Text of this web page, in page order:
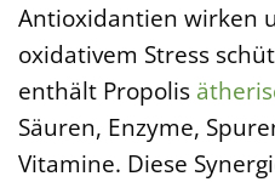
Antioxidantien wirken
oxidativem Stress
enthält Propolis
Säuren, Enzyme,
Vitamine. Diese